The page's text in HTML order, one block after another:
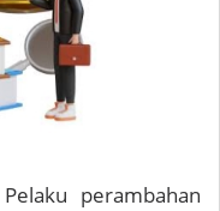
Pelaku perambahan